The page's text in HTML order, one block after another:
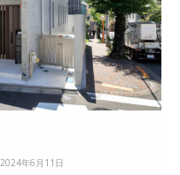
2024年6月11日